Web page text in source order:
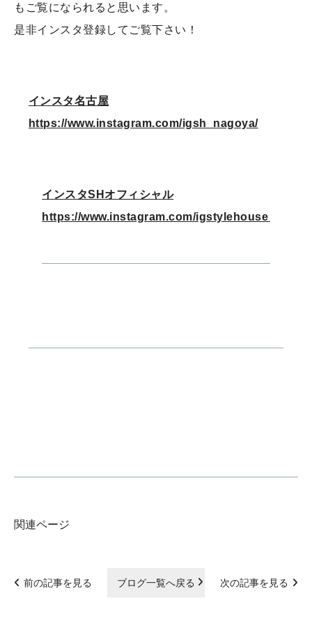
もご覧になられると思います。
是非インスタ登録してご覧下さい！
インスタ名古屋
https://www.instagram.com/igsh_nagoya/
インスタSHオフィシャル
https://www.instagram.com/
関連ページ
前の記事を見る ブログ一覧へ戻る 次の記事を見る